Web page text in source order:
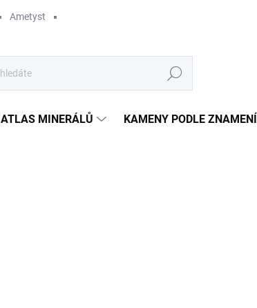
Ametyst
Hledat
ATLAS MINERÁLŮ KAMENY PODLE ZNAMENÍ